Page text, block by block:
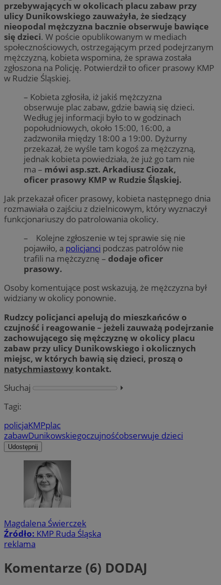
przebywających w okolicach placu zabaw przy
ulicy Dunikowskiego zauważyła, że siedzący
nieopodal mężczyzna bacznie obserwuje bawiące
się dzieci. W poście opublikowanym w mediach
społecznościowych, ostrzegającym przed podejrzanym
mężczyzną, kobieta wspomina, że sprawa została
zgłoszona na Policję. Potwierdził to oficer prasowy KMP
w Rudzie Śląskiej.
– Kobieta zgłosiła, iż jakiś mężczyzna
obserwuje plac zabaw, gdzie bawią się dzieci.
Według jej informacji było to w godzinach
popołudniowych, około 15:00, 16:00, a
zadzwoniła między 18:00 a 19:00. Dyżurny
przekazał, że wyśle tam kogoś za mężczyzną,
jednak kobieta powiedziała, że już go tam nie
ma – mówi asp.szt. Arkadiusz Ciozak,
oficer prasowy KMP w Rudzie Śląskiej.
Jak przekazał oficer prasowy, kobieta następnego dnia
rozmawiała o zajściu z dzielnicowym, który wyznaczył
funkcjonariuszy do patrolowania okolicy.
– Kolejne zgłoszenie w tej sprawie się nie
pojawiło, a policjanci podczas patrolów nie
trafili na mężczyznę – dodaje oficer
prasowy.
Osoby komentujące post wskazują, że mężczyzna był
widziany w okolicy ponownie.
Rudzcy policjanci apelują do mieszkańców o
czujność i reagowanie – jeżeli zauważą podejrzanie
zachowującego się mężczyznę w okolicy placu
zabaw przy ulicy Dunikowskiego i okolicznych
miejsc, w których bawią się dzieci, proszą o
natychmiastowy kontakt.
Słuchaj
⏵︎
Tagi:
policjaKMPplac
zabawDunikowskiegoczujnośćobserwuje dzieci
Udostępnij
Magdalena Świerczek
Źródło: KMP Ruda Śląska
reklama
Komentarze (6) DODAJ